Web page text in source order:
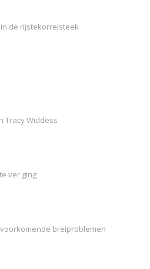
de rijstekorrelsteek
Tracy Widdess
ver ging
breiproblemen